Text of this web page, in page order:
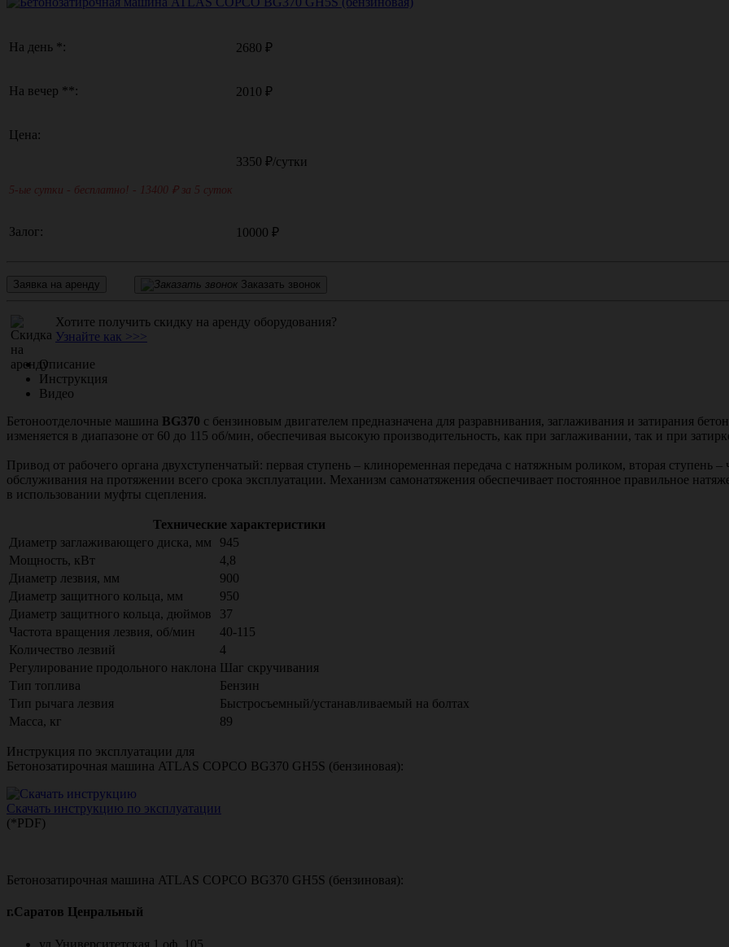
На день *: 2680 ₽
На вечер **: 2010 ₽
Цена:
5-ые сутки - бесплатно! - 13400 ₽ за 5 суток
3350 ₽/сутки
Залог: 10000 ₽
Заявка на аренду Заказать звонок
Хотите получить скидку на аренду оборудования?
Узнайте как >>>
Описание
Инструкция
Видео
Бетоноотделочные машина BG370 с бензиновым двигателем предназначена для разравнивания, заглаживания и затирания
изменяется в диапазоне от 60 до 115 об/мин, обеспечивая высокую производительность, как при заглаживании, так и при
Привод от рабочего органа двухступенчатый: первая ступень – клиноременная передача с натяжным роликом, вторая ступень
обслуживания на протяжении всего срока эксплуатации. Механизм самонатяжения обеспечивает постоянное правильное
в использовании муфты сцепления.
Технические характеристики
Диаметр заглаживающего диска, мм
945
Мощность, кВт
4,8
Диаметр лезвия, мм
900
Диаметр защитного кольца, мм
950
Диаметр защитного кольца, дюймов
37
Частота вращения лезвия, об/мин
40-115
Количество лезвий
4
Регулирование продольного наклона Шаг скручивания
Тип топлива
Бензин
Тип рычага лезвия
Быстросъемный/устанавливаемый на болтах
Масса, кг
89
Инструкция по эксплуатации для
Бетонозатирочная машина ATLAS COPCO BG370 GH5S (бензиновая):
Скачать инструкцию по эксплуатации
(*PDF)
Бетонозатирочная машина ATLAS COPCO BG370 GH5S (бензиновая):
г.Саратов Ценральный
ул.Университетская,1 оф. 105